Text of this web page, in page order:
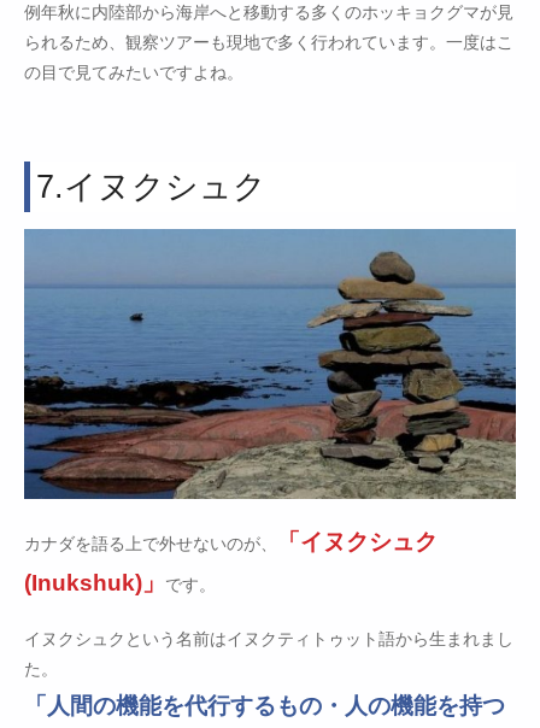
例年秋に内陸部から海岸へと移動する多くのホッキョクグマが見
られるため、観察ツアーも現地で多く行われています。一度はこ
の目で見てみたいですよね。
7.イヌクシュク
カナダを語る上で外せないのが、
「イヌクシュク
(Inukshuk)」
です。
イヌクシュクという名前はイヌクティトゥット語から生まれまし
た。
「人間の機能を代行するもの・人の機能を持つ